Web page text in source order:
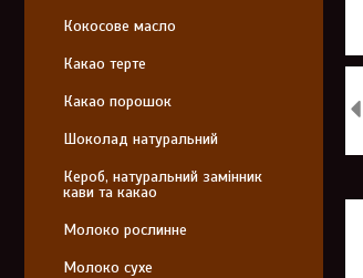
Кокосове масло
Какао терте
Какао порошок
Шоколад натуральний
Кероб, натуральний замінник
кави та какао
Молоко рослинне
Молоко сухе